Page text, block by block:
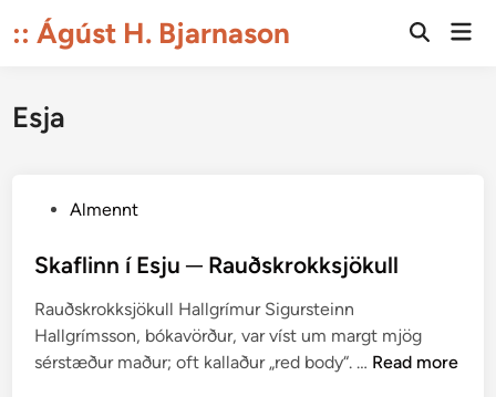
to:: Ágúst H. Bjarnason
Open
Esja
s
e
d
i
Almennt
Skaflinn í Esju ─ Rauðskrokksjökull
Rauðskrokksjökull Hallgrímur Sigursteinn
Hallgrímsson, bókavörður, var víst um margt mjög
sérstæður maður; oft kallaður „red body“. … S
Read more